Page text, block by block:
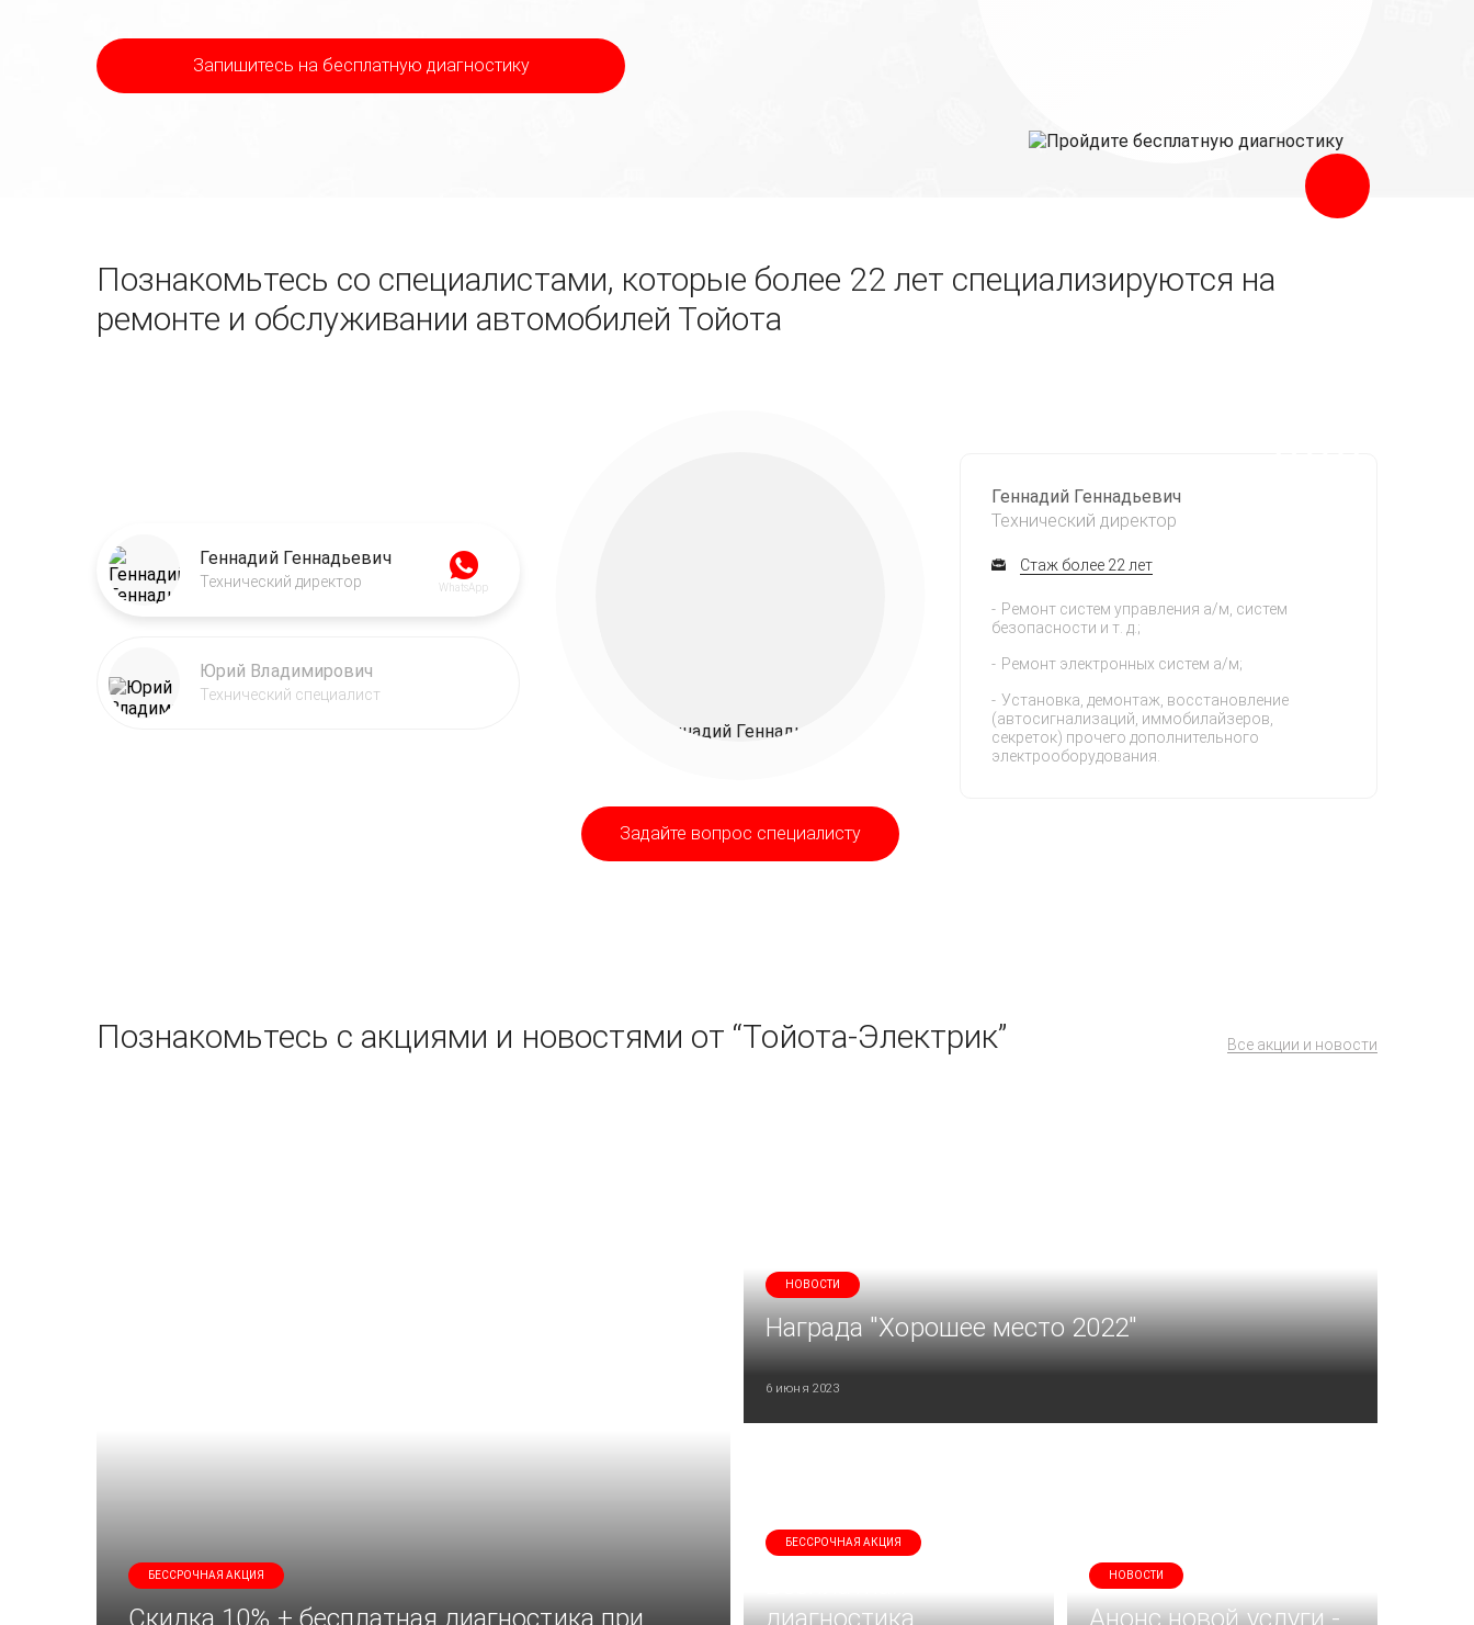
Запишитесь на бесплатную диагностику
Познакомьтесь со специалистами, которые более 22 лет специализируются на
ремонте и обслуживании автомобилей Тойота
Геннадий Геннадьевич
Технический директор WhatsApp
Юрий Владимирович
Технический специалист
Задайте вопрос специалисту
Геннадий Геннадьевич
Технический директор
Стаж более 22 лет
Ремонт систем управления а/м, систем
безопасности и т. д.;
Ремонт электронных систем а/м;
Установка, демонтаж, восстановление
(автосигнализаций, иммобилайзеров,
секреток) прочего дополнительного
электрооборудования.
Все акции и новости
Познакомьтесь с акциями и новостями от “Тойота-Электрик”
БЕССРОЧНАЯ АКЦИЯ
Скидка 10% + бесплатная диагностика при
НОВОСТИ
Награда "Хорошее место 2022"
6 июня 2023
БЕССРОЧНАЯ АКЦИЯ
диагностика
НОВОСТИ
Анонс новой услуги -